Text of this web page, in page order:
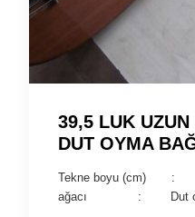
39,5 LUK
DUT OYMA
Tekne boyu (cm) :
ağacı : Dut